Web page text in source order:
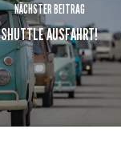
NÄCHSTER BEITRAG
SHUTTLE AUSFAHRT!